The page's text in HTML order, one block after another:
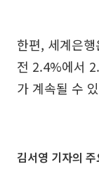
한편, 세계은
전 2.4%에서
가 계속될 수
김서영 기자의